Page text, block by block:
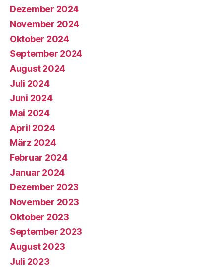
Dezember 2024
November 2024
Oktober 2024
September 2024
August 2024
Juli 2024
Juni 2024
Mai 2024
April 2024
März 2024
Februar 2024
Januar 2024
Dezember 2023
November 2023
Oktober 2023
September 2023
August 2023
Juli 2023